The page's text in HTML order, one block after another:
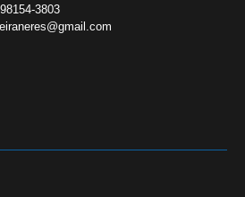
3803